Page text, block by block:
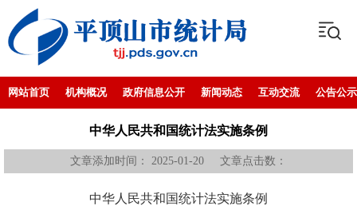
网站首页 机构概况 政府信息公开 新闻动态 互动交流 公告公示
中华人民共和国统计法实施条例
文章添加时间： 2025-01-20 文章点击数：
中华人民共和国统计法实施条例